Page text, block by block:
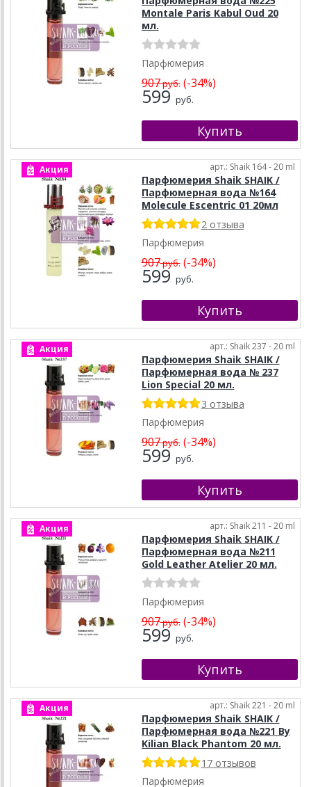
Montale Paris Kabul Oud 20
мл.
Парфюмерия
907руб.(-34%)
599 руб.
Акция арт.: Shaik 164 - 20 ml
Парфюмерия Shaik SHAIK /
Парфюмерная вода №164
Molecule Escentric 01 20мл
2 отзыва
Парфюмерия
907руб.(-34%)
599 руб.
Акция арт.: Shaik 237 - 20 ml
Парфюмерия Shaik SHAIK /
Парфюмерная вода № 237
Lion Special 20 мл.
3 отзыва
Парфюмерия
907руб.(-34%)
599 руб.
Акция арт.: Shaik 211 - 20 ml
Парфюмерия Shaik SHAIK /
Парфюмерная вода №211
Gold Leather Atelier 20 мл.
Парфюмерия
907руб.(-34%)
599 руб.
Акция арт.: Shaik 221 - 20 ml
Парфюмерия Shaik SHAIK /
Парфюмерная вода №221 By
Kilian Black Phantom 20 мл.
17 отзывов
Парфюмерия